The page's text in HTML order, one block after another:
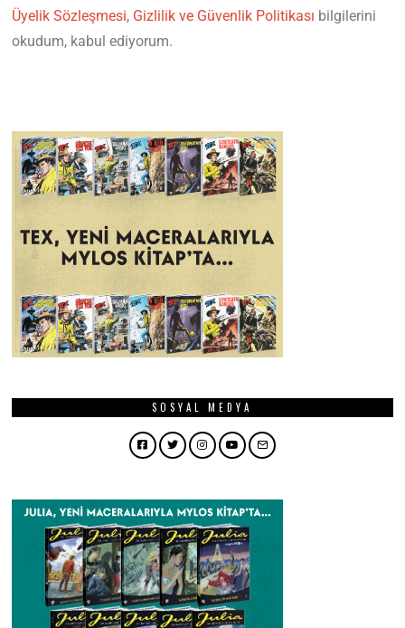
Üyelik Sözleşmesi, Gizlilik ve Güvenlik Politikası bilgilerini
okudum, kabul ediyorum.
SOSYAL MEDYA
Facebook
TwitterInstagram
YouTubeEmail